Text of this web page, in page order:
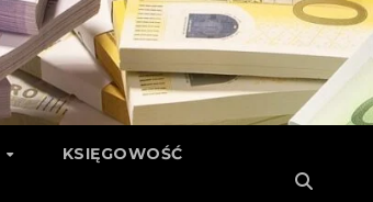
KSIĘGOWOŚĆ